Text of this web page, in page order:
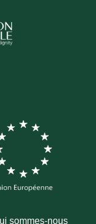
sommes-nous